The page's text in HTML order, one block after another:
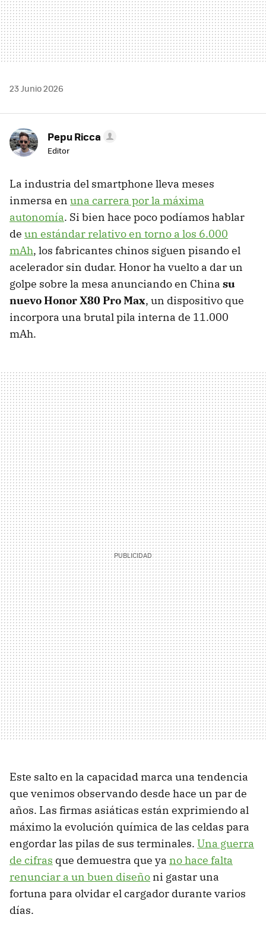
23 Junio 2026
Pepu Ricca
Editor
La industria del smartphone lleva meses
inmersa en una carrera por la máxima
autonomía. Si bien hace poco podíamos hablar
de un estándar relativo en torno a los 6.000
mAh, los fabricantes chinos siguen pisando el
acelerador sin dudar. Honor ha vuelto a dar un
golpe sobre la mesa anunciando en China su
nuevo Honor X80 Pro Max, un dispositivo que
incorpora una brutal pila interna de 11.000
mAh.
Este salto en la capacidad marca una tendencia
que venimos observando desde hace un par de
años. Las firmas asiáticas están exprimiendo al
máximo la evolución química de las celdas para
engordar las pilas de sus terminales. Una guerra
de cifras que demuestra que ya no hace falta
renunciar a un buen diseño ni gastar una
fortuna para olvidar el cargador durante varios
días.